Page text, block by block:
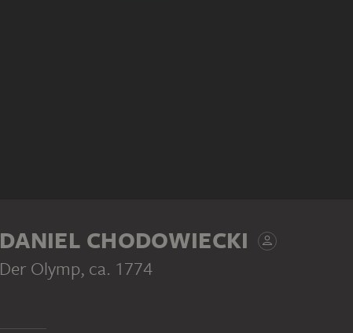
DANIEL CHODOWIECKI
Der Olymp, ca. 1774